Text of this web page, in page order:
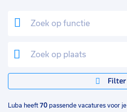
Filter
MBO 1
WO 1
Uitzicht op vast 48
Luba heeft 70 passende vacatures voor je